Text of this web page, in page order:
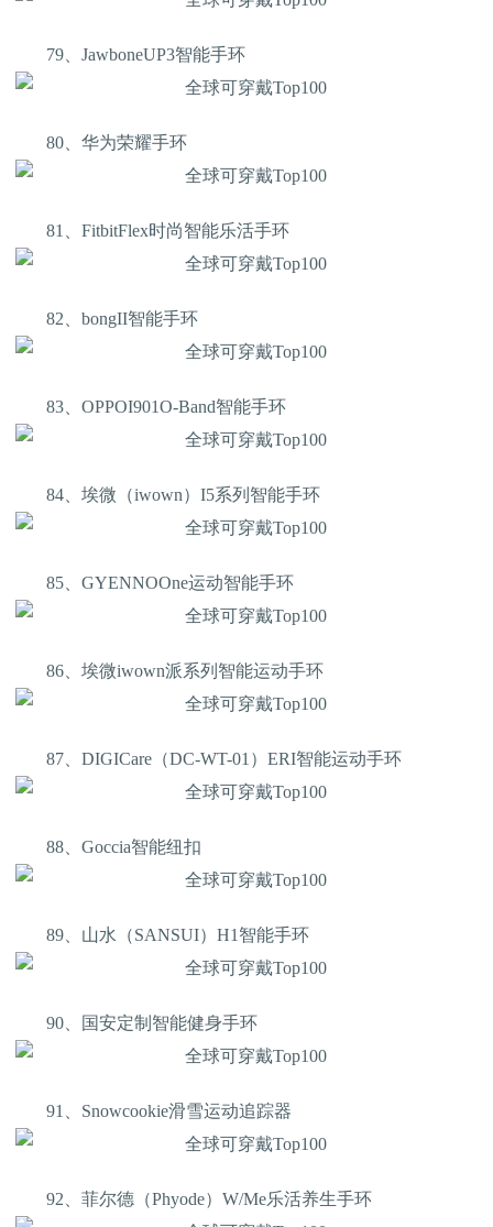
79、JawboneUP3智能手环
80、华为荣耀手环
81、FitbitFlex时尚智能乐活手环
82、bongII智能手环
83、OPPOI901O-Band智能手环
84、埃微（iwown）I5系列智能手环
85、GYENNOOne运动智能手环
86、埃微iwown派系列智能运动手环
87、DIGICare（DC-WT-01）ERI智能运动手环
88、Goccia智能纽扣
89、山水（SANSUI）H1智能手环
90、国安定制智能健身手环
91、Snowcookie滑雪运动追踪器
92、菲尔德（Phyode）W/Me乐活养生手环